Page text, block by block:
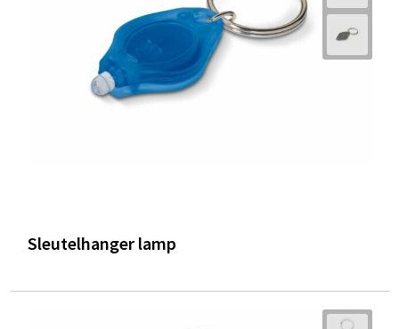
Sleutelhanger lamp